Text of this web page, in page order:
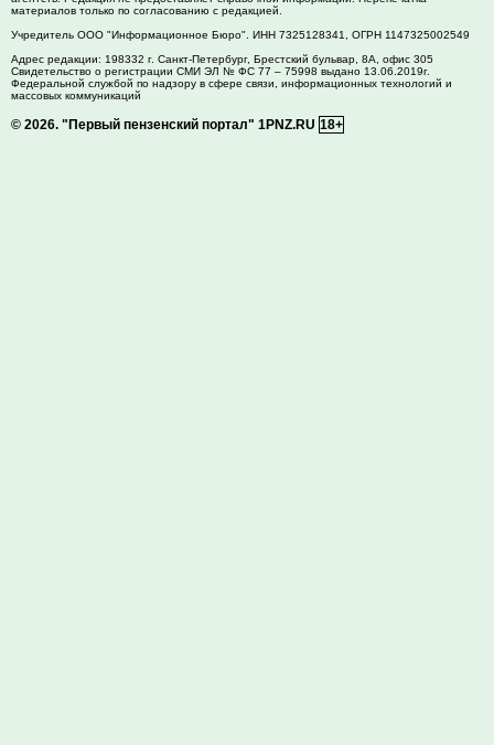
материалов только по согласованию с редакцией.
Учредитель ООО "Информационное Бюро". ИНН 7325128341, ОГРН 1147325002549
Адрес редакции: 198332 г. Санкт-Петербург, Брестский бульвар, 8А, офис 305
Свидетельство о регистрации СМИ ЭЛ № ФС 77 – 75998 выдано 13.06.2019г.
Федеральной службой по надзору в сфере связи, информационных технологий и
массовых коммуникаций
© 2026. "Первый пензенский портал" 1PNZ.RU 18+